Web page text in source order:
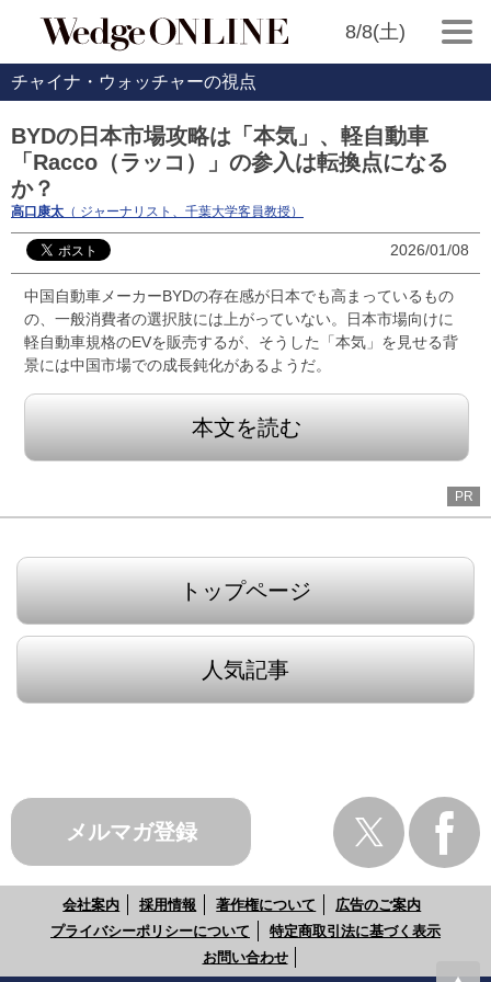
8/8(土)
チャイナ・ウォッチャーの視点
BYDの日本市場攻略は「本気」、軽自動車
「Racco（ラッコ）」の参入は転換点になる
か？
高口康太 （ ジャーナリスト、千葉大学客員教授）
2026/01/08
中国自動車メーカーBYDの存在感が日本でも高まっているもの
の、一般消費者の選択肢には上がっていない。日本市場向けに
軽自動車規格のEVを販売するが、そうした「本気」を見せる背
景には中国市場での成長鈍化があるようだ。
本文を読む
PR
トップページ
人気記事
メルマガ登録
会社案内 採用情報 著作権について
広告のご案内
プライバシーポリシーについて
特定商取引法に基づく表示
お問い合わせ